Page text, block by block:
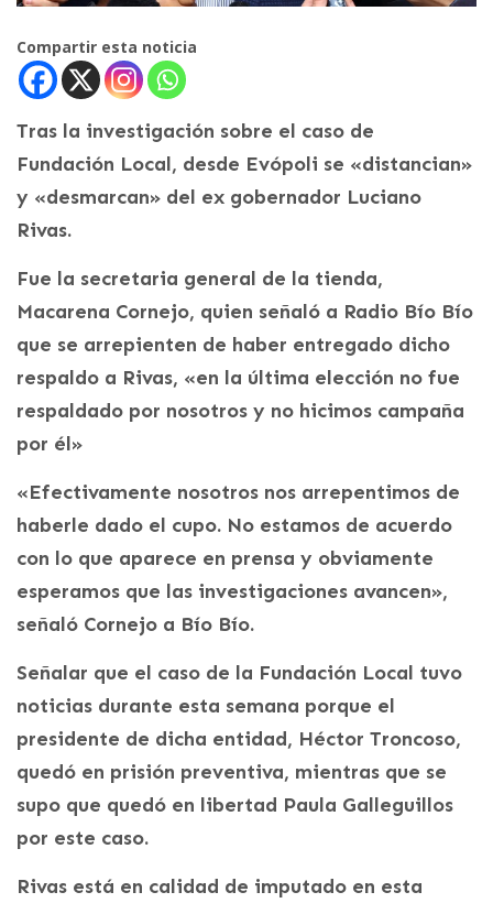
Compartir esta noticia
Tras la investigación sobre el caso de
Fundación Local, desde Evópoli se «distancian»
y «desmarcan» del ex gobernador Luciano
Rivas.
Fue la secretaria general de la tienda,
Macarena Cornejo, quien señaló a Radio Bío Bío
que se arrepienten de haber entregado dicho
respaldo a Rivas, «en la última elección no fue
respaldado por nosotros y no hicimos campaña
por él»
«Efectivamente nosotros nos arrepentimos de
haberle dado el cupo. No estamos de acuerdo
con lo que aparece en prensa y obviamente
esperamos que las investigaciones avancen»,
señaló Cornejo a Bío Bío.
Señalar que el caso de la Fundación Local tuvo
noticias durante esta semana porque el
presidente de dicha entidad, Héctor Troncoso,
quedó en prisión preventiva, mientras que se
supo que quedó en libertad Paula Galleguillos
por este caso.
Rivas está en calidad de imputado en esta